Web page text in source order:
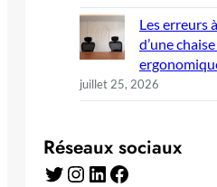
Les erreurs
d’une
juillet 25, 2026
Réseaux sociaux
Twitter Instagram LinkedIn Facebook